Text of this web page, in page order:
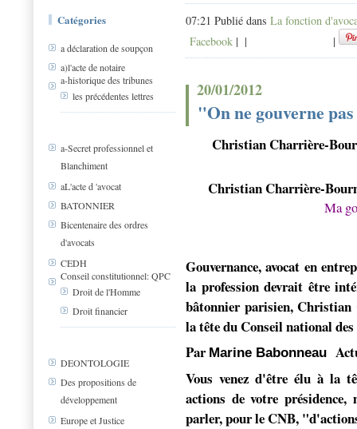
Catégories
a déclaration de soupçon
a)l'acte de notaire
a-historique des tribunes
les précédentes lettres
a-Secret professionnel et
Blanchiment
aL'acte d 'avocat
BATONNIER
Bicentenaire des ordres
d'avocats
CEDH
Conseil constitutionnel: QPC
Droit de l'Homme
Droit financier
DEONTOLOGIE
Des propositions de
développement
Europe et Justice
07:21 Publié dans La fonction
Facebook | | |
20/01/2012
"On ne gouverne
Christian Charrière-
Christian Charrière-
Ma
Gouvernance, avocat en
la profession devrait être
bâtonnier parisien,
la tête du Conseil national
Par Marine Babonneau
Vous venez d'être élu à la
actions de votre
parler, pour le CNB,